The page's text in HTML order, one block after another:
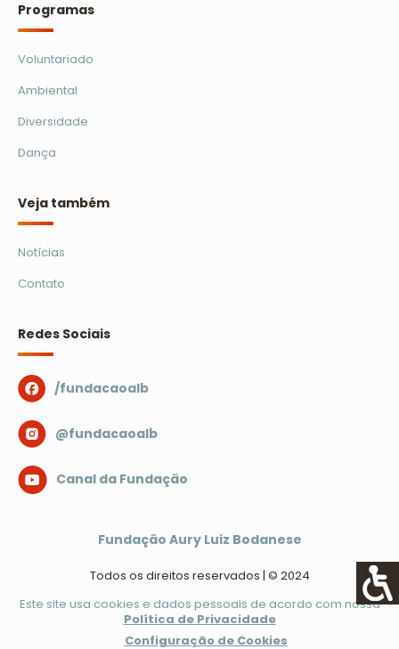
Programas
Voluntariado
Ambiental
Diversidade
Dança
Veja também
Notícias
Contato
Redes Sociais
/fundacaoalb
@fundacaoalb
Canal da Fundação
Fundação Aury Luiz Bodanese
Todos os direitos reservados | © 2024
Este site usa cookies e dados pessoais de acordo com nossa
Política de Privacidade
Configuração de Cookies